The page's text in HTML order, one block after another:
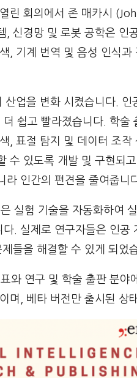
회의에서 존 매카시
신경망 및 로봇 공학은 인
, 기계 번역 및 음성 인식과
업을 변화 시켰습니다. 인
쉽고 빨라졌습니다. 학술
, 표절 탐지 및 데이터 조작
수 있도록 개발 및 구현되
인간의 편견을 줄여줍니
실험 기술을 자동화하여
. 실제로 연구자들은 인공
들을 해결할 수 있게 되었
와 연구 및 학술 출판 분야
며, 베타 버전만 출시된 상